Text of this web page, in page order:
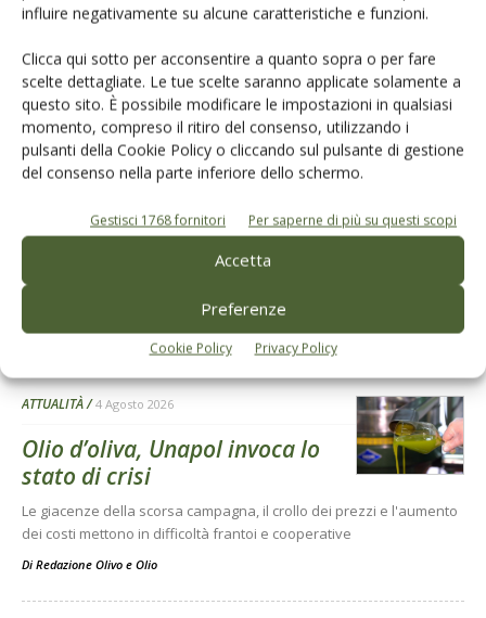
influire negativamente su alcune caratteristiche e funzioni.
Clicca qui sotto per acconsentire a quanto sopra o per fare
scelte dettagliate. Le tue scelte saranno applicate solamente a
questo sito. È possibile modificare le impostazioni in qualsiasi
momento, compreso il ritiro del consenso, utilizzando i
pulsanti della Cookie Policy o cliccando sul pulsante di gestione
del consenso nella parte inferiore dello schermo.
Gestisci 1768 fornitori Per saperne di più su questi scopi
Accetta
Preferenze
Cookie Policy Privacy Policy
L'Esperto risponde
I consigli di Terra e Vita agli agricoltori
Cerca adesso
Dalla stessa categoria
ATTUALITÀ 4 Agosto 2026
Olio d’oliva, Unapol invoca lo
stato di crisi
Le giacenze della scorsa campagna, il crollo dei prezzi e l'aumento
dei costi mettono in difficoltà frantoi e cooperative
Di Redazione Olivo e Olio